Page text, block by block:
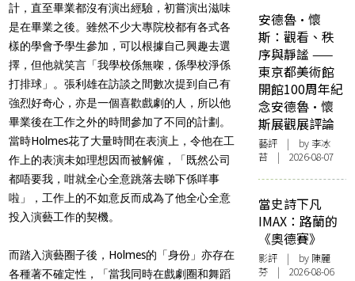
計，直至畢業都沒有演出經驗，初嘗演出滋味
是在畢業之後。雖然不少大專院校都有各式各
樣的學會予學生參加，可以根據自己興趣去選
擇，但他就笑言「我學校係無㗎，係學校淨係
打排球」。張利雄在訪談之間數次提到自己有
強烈好奇心，亦是一個喜歡戲劇的人，所以他
畢業後在工作之外的時間參加了不同的計劃。
當時Holmes花了大量時間在表演上，令他在工
作上的表演未如理想因而被解僱，「既然公司
都唔要我，咁就全心全意跳落去睇下係咩事
啦」，工作上的不如意反而成為了他全心全意
投入演藝工作的契機。
而踏入演藝圈子後，Holmes的「身份」亦存在
各種著不確定性，「當我同時在戲劇圈和舞蹈
安德魯·懷
斯：觀看、秩
序與靜謐 ——
東京都美術館
開館100周年紀
念安德魯·懷
斯展觀展評論
藝評 | by 李冰
苔 | 2026-08-07
當史詩下凡
IMAX：路蘭的
《奧德賽》
影評 | by 陳麗
芬 | 2026-08-06